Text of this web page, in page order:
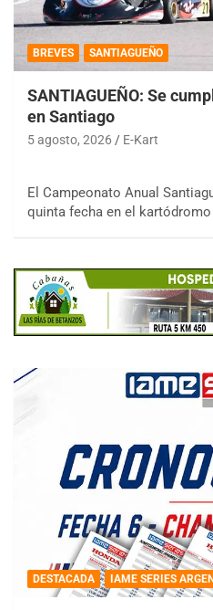
BREVES SANTIAGUEÑO
SANTIAGUEÑO: Se
en Santiago
5 agosto, 2026 E-Kart
El Campeonato Anual
quinta fecha en el
DESTACADA IAME SERIES